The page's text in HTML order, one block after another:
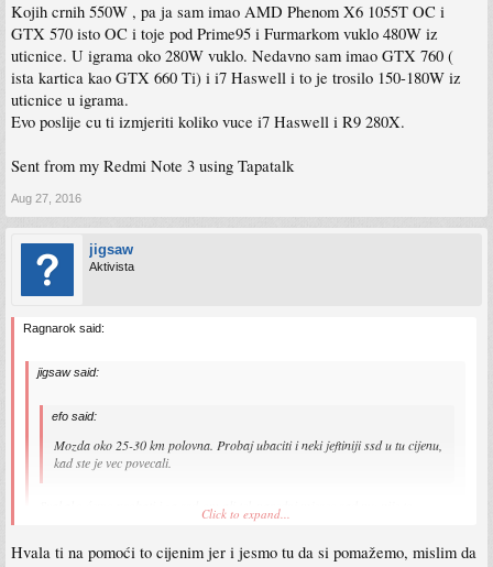
Kojih crnih 550W , pa ja sam imao AMD Phenom X6 1055T OC i
GTX 570 isto OC i toje pod Prime95 i Furmarkom vuklo 480W iz
uticnice. U igrama oko 280W vuklo. Nedavno sam imao GTX 760 (
ista kartica kao GTX 660 Ti) i i7 Haswell i to je trosilo 150-180W iz
uticnice u igrama.
Evo poslije cu ti izmjeriti koliko vuce i7 Haswell i R9 280X.
Sent from my Redmi Note 3 using Tapatalk
Aug 27, 2016
jigsaw
Aktivista
Ragnarok said:
jigsaw said:
efo said:
Mozda oko 25-30 km polovna. Probaj ubaciti i neki jeftiniji ssd u tu cijenu,
kad ste je vec povecali.
Svakako ćemo probati i za ssd-om ali tek naredni mjesec sad mu nije to
prioritet jer treba uzeti napajanje i GPU to će za 10-15 dana, hm ja mislio ta
Click to expand...
Click to expand...
Hvala ti na pomoći to cijenim jer i jesmo tu da si pomažemo, mislim da